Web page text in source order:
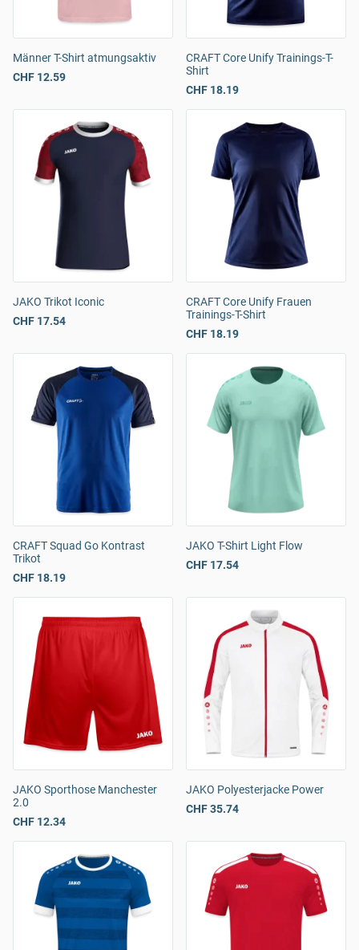
Männer T-Shirt atmungsaktiv
CHF 12.59
CRAFT Core Unify Trainings-T-
Shirt
CHF 18.19
JAKO Trikot Iconic
CHF 17.54
CRAFT Core Unify Frauen
Trainings-T-Shirt
CHF 18.19
CRAFT Squad Go Kontrast
Trikot
CHF 18.19
JAKO T-Shirt Light Flow
CHF 17.54
JAKO Sporthose Manchester
2.0
CHF 12.34
JAKO Polyesterjacke Power
CHF 35.74